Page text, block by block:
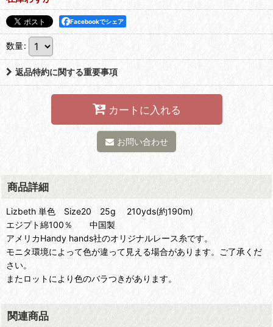
Facebookでシェア
数量:
返品特約に関する重要事項
カートに入れる
お問い合わせ
商品詳細
Lizbeth 単色 Size20 25g 210yds(約190m)
エジプト綿100％ 中国製
アメリカHandy hands社のオリジナルレース糸です。
モニタ環境によって色が違って見える場合があります。ご了承くだ
さい。
またロットにより色のバラつきがあります。
関連商品